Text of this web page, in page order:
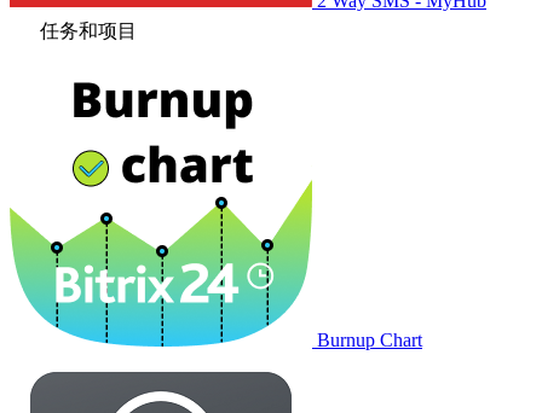
任务和项目
Burnup Chart